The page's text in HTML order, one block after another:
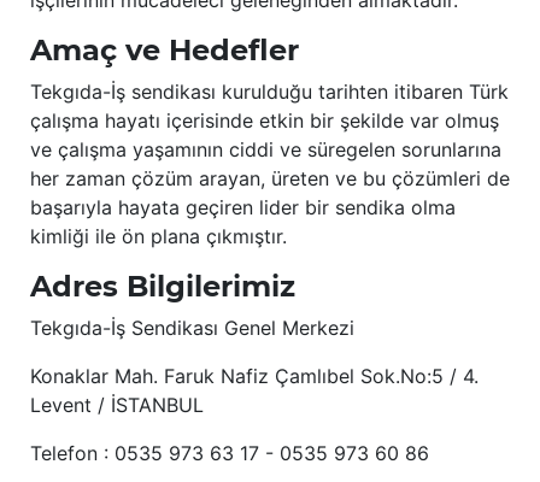
Amaç ve Hedefler
Tekgıda-İş sendikası kurulduğu tarihten itibaren Türk
çalışma hayatı içerisinde etkin bir şekilde var olmuş
ve çalışma yaşamının ciddi ve süregelen sorunlarına
her zaman çözüm arayan, üreten ve bu çözümleri de
başarıyla hayata geçiren lider bir sendika olma
kimliği ile ön plana çıkmıştır.
Adres Bilgilerimiz
Tekgıda-İş Sendikası Genel Merkezi
Konaklar Mah. Faruk Nafiz Çamlıbel Sok.No:5 / 4.
Levent / İSTANBUL
Telefon : 0535 973 63 17 - 0535 973 60 86